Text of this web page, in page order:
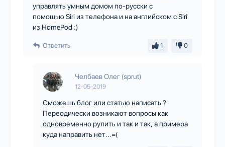
управлять умным домом по-русски с
помощью Siri из телефона и на английском с Siri
из HomePod :)
Ответить 1 0
Челбаев Олег (sprut)
12-05-2019
Сможешь блог или статью написать ?
Переодически возникают вопросы как
одновременно рулить и так и так, а примера
куда направить нет...=(